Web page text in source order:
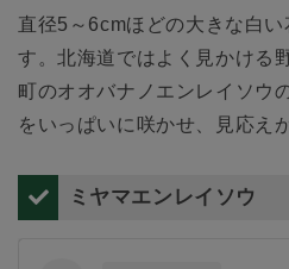
直径5～6cmほどの大きな白い
す。北海道ではよく見かける
町のオオバナノエンレイソウ
をいっぱいに咲かせ、見応え
ミヤマエンレイソウ